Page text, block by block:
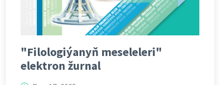
"Filologiýanyň meseleleri"
elektron žurnal